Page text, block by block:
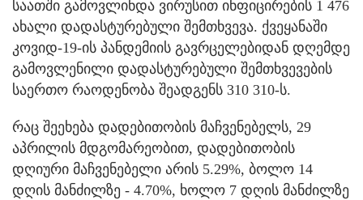
საათში გამოვლინდა ვირუსით ინფიცირების 1 476
ახალი დადასტურებული შემთხვევა. ქვეყანაში
კოვიდ-19-ის პანდემიის გავრცელებიდან დღემდე
გამოვლენილი დადასტურებული შემთხვევების
საერთო რაოდენობა შეადგენს 310 310-ს.
რაც შეეხება დადებითობის მაჩვენებელს, 29
აპრილის მდგომარეობით, დადებითობის
დღიური მაჩვენებელი არის 5.29%, ბოლო 14
დღის მანძილზე - 4.70%, ხოლო 7 დღის მანძილზე